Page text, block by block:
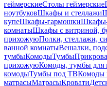
геймерскиеСтолы геймерские
ноутбуковШкафы и стеллажи
купеШкафы-гармошкиШкафы-
комнатыШкафы с витриной,
прихожуюПолки, стеллажи,
ванной комнатыВешалки,
тумбыКомодыТумбы
прихожуюКомоды, тумбы для
комодыТумбы под ТВКомоды
матрасыМатрасыКровати